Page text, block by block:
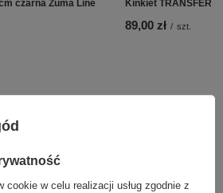
czarna Zuma Line
Kinkiet TRANSFER
89,00 zł / szt.
cookie w celu realizacji usług zgodnie z